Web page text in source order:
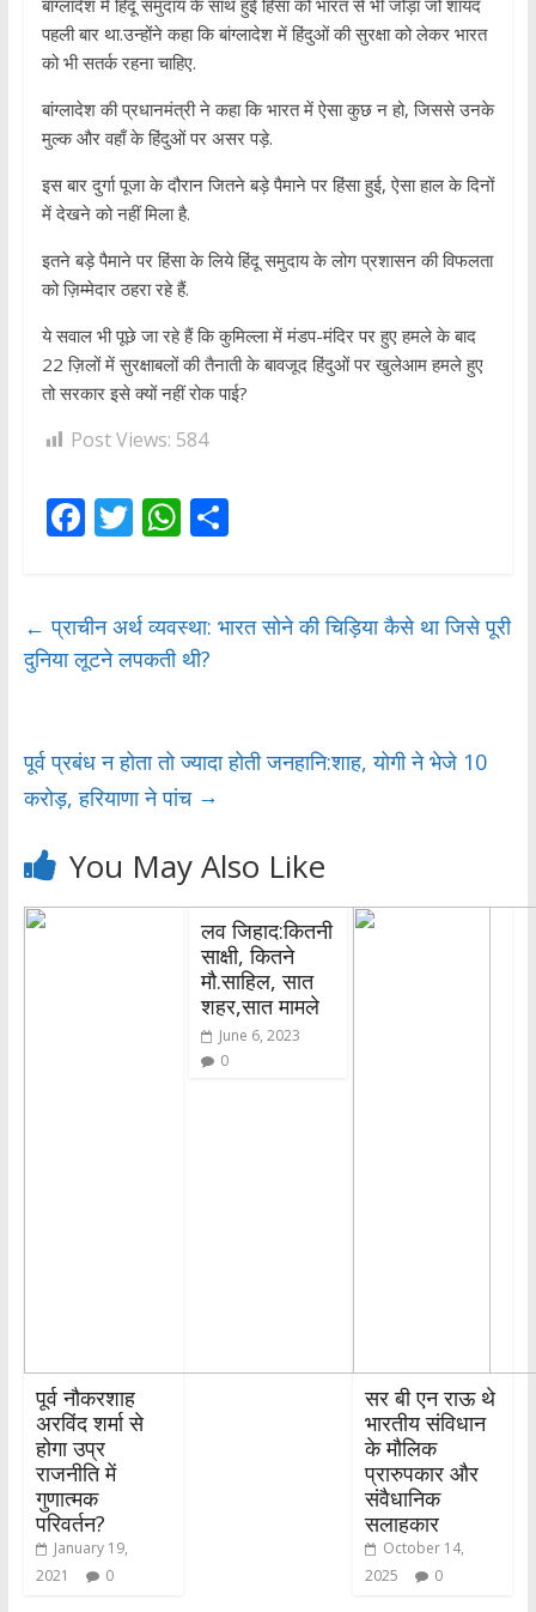
बांग्लादेश में हिंदू समुदाय के साथ हुई हिंसा को भारत से भी जोड़ा जो शायद
पहली बार था.उन्होंने कहा कि बांग्लादेश में हिंदुओं की सुरक्षा को लेकर भारत
को भी सतर्क रहना चाहिए.
बांग्लादेश की प्रधानमंत्री ने कहा कि भारत में ऐसा कुछ न हो, जिससे उनके
मुल्क और वहाँ के हिंदुओं पर असर पड़े.
इस बार दुर्गा पूजा के दौरान जितने बड़े पैमाने पर हिंसा हुई, ऐसा हाल के दिनों
में देखने को नहीं मिला है.
इतने बड़े पैमाने पर हिंसा के लिये हिंदू समुदाय के लोग प्रशासन की विफलता
को ज़िम्मेदार ठहरा रहे हैं.
ये सवाल भी पूछे जा रहे हैं कि कुमिल्ला में मंडप-मंदिर पर हुए हमले के बाद
22 ज़िलों में सुरक्षाबलों की तैनाती के बावजूद हिंदुओं पर खुलेआम हमले हुए
तो सरकार इसे क्यों नहीं रोक पाई?
Post Views: 584
F
b
o
k
T
er
W
s
A
p
S
e
← प्राचीन अर्थ व्यवस्था: भारत सोने की चिड़िया कैसे था जिसे पूरी
दुनिया लूटने लपकती थी?
पूर्व प्रबंध न होता तो ज्यादा होती जनहानि:शाह, योगी ने भेजे 10
करोड़, हरियाणा ने पांच →
You May Also Like
पूर्व नौकरशाह
अरविंद शर्मा से
होगा उप्र
राजनीति में
गुणात्मक
परिवर्तन?
January 19,
2021
0
लव जिहाद:कितनी
साक्षी, कितने
मौ.साहिल, सात
शहर,सात मामले
June 6, 2023
0
सर बी एन राऊ थे
भारतीय संविधान
के मौलिक
प्रारुपकार और
संवैधानिक
सलाहकार
October 14,
2025
0